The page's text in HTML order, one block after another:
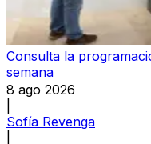
Consulta la
semana
8 ago 2026
Sofía Revenga